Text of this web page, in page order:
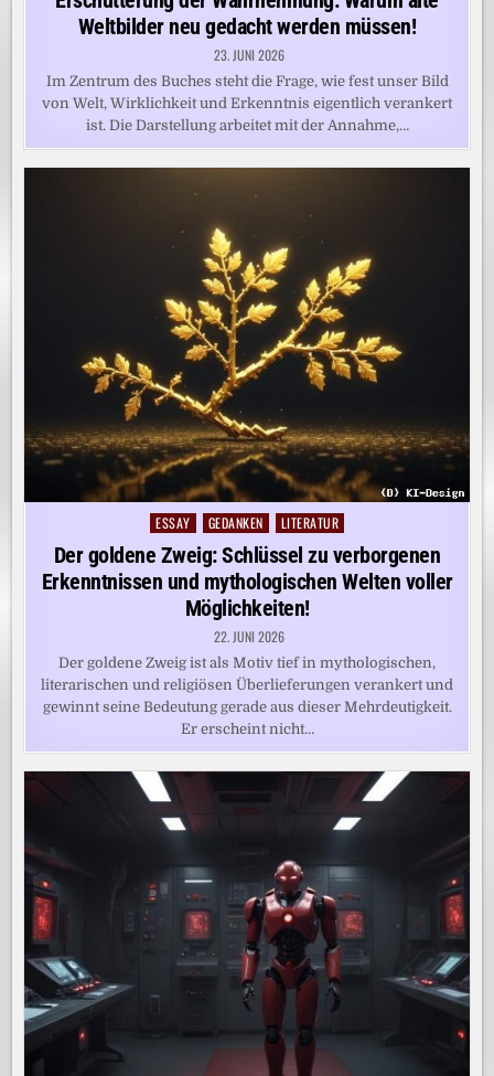
Weltbilder neu gedacht werden müssen!
23. JUNI 2026
Im Zentrum des Buches steht die Frage, wie fest unser Bild
von Welt, Wirklichkeit und Erkenntnis eigentlich verankert
ist. Die Darstellung arbeitet mit der Annahme,…
Posted
in
ESSAY GEDANKEN LITERATUR
Der goldene Zweig: Schlüssel zu verborgenen
Erkenntnissen und mythologischen Welten voller
Möglichkeiten!
22. JUNI 2026
Der goldene Zweig ist als Motiv tief in mythologischen,
literarischen und religiösen Überlieferungen verankert und
gewinnt seine Bedeutung gerade aus dieser Mehrdeutigkeit.
Er erscheint nicht…